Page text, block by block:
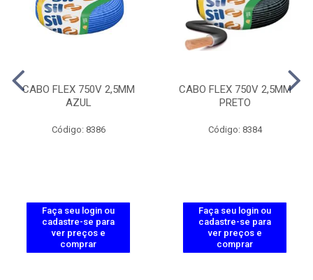
CABO FLEX 750V 2,5MM
AZUL
Código: 8386
Faça seu login ou
cadastre-se para
ver preços e
comprar
CABO FLEX 750V 2,5MM
PRETO
Código: 8384
Faça seu login ou
cadastre-se para
ver preços e
comprar